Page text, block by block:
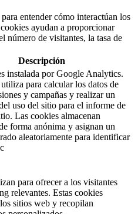
entender cómo interactúan los
ayudan a proporcionar
número de visitantes, la tasa de
Descripción
instalada por Google Analytics.
para calcular los datos de
y campañas y realizar un
uso del sitio para el informe de
Las cookies almacenan
forma anónima y asignan un
aleatoriamente para identificar
para ofrecer a los visitantes
relevantes. Estas cookies
sitios web y recopilan